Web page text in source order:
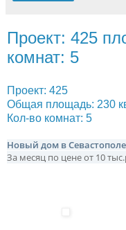
Проект: 425
комнат: 5
Проект: 425
Общая площадь: 230
Кол-во комнат: 5
Новый дом в
За месяц по цене от 10